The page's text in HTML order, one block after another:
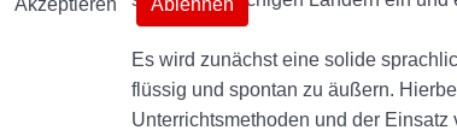
Es wird zunächst eine solide
flüssig und spontan zu äußern.
Unterrichtsmethoden und der